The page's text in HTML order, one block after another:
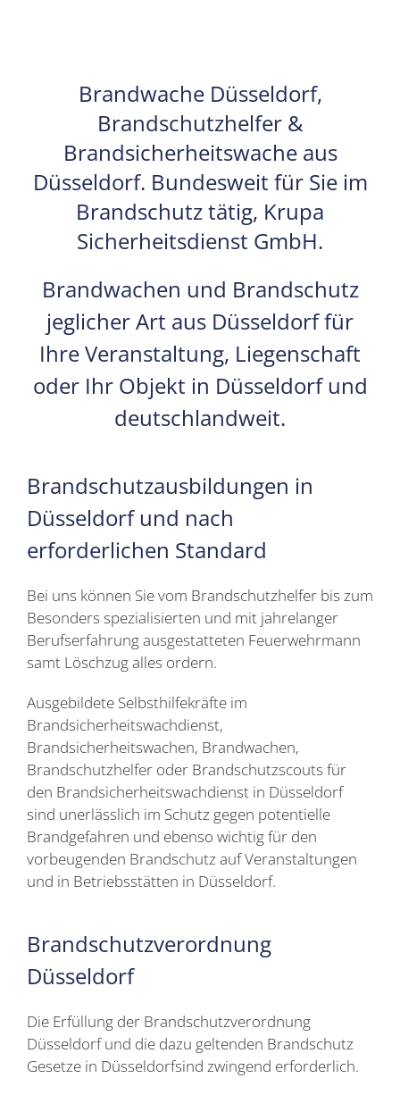
Brandwache Düsseldorf,
Brandschutzhelfer &
Brandsicherheitswache aus
Düsseldorf. Bundesweit für Sie im
Brandschutz tätig, Krupa
Sicherheitsdienst GmbH.
Brandwachen und Brandschutz
jeglicher Art aus Düsseldorf für
Ihre Veranstaltung, Liegenschaft
oder Ihr Objekt in Düsseldorf und
deutschlandweit.
Brandschutzausbildungen in
Düsseldorf und nach
erforderlichen Standard
Bei uns können Sie vom Brandschutzhelfer bis zum
Besonders spezialisierten und mit jahrelanger
Berufserfahrung ausgestatteten Feuerwehrmann
samt Löschzug alles ordern.
Ausgebildete Selbsthilfekräfte im
Brandsicherheitswachdienst,
Brandsicherheitswachen, Brandwachen,
Brandschutzhelfer oder Brandschutzscouts für
den Brandsicherheitswachdienst in Düsseldorf
sind unerlässlich im Schutz gegen potentielle
Brandgefahren und ebenso wichtig für den
vorbeugenden Brandschutz auf Veranstaltungen
und in Betriebsstätten in Düsseldorf.
Brandschutzverordnung
Düsseldorf
Die Erfüllung der Brandschutzverordnung
Düsseldorf und die dazu geltenden Brandschutz
Gesetze in Düsseldorfsind zwingend erforderlich.